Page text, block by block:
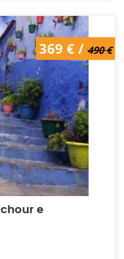
490 € / 369 €
369 € / 490 €
e